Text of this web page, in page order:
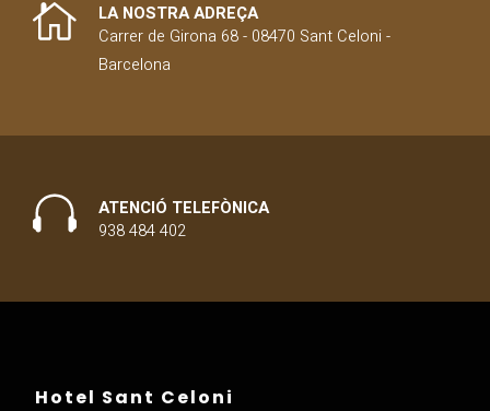
LA NOSTRA ADREÇA
Carrer de Girona 68 - 08470 Sant Celoni -
Barcelona
ATENCIÓ TELEFÒNICA
938 484 402
Hotel Sant Celoni